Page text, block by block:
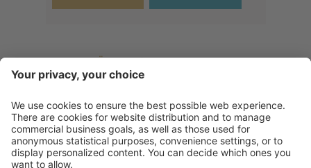
ALLE ZIMMER IM ÜBERBLICK
Kontakt
Service